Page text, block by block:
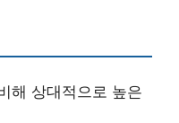
해 상대적으로 높은